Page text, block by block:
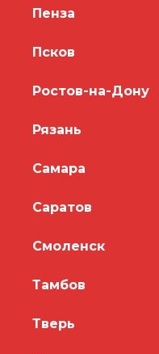
Пенза
Псков
Ростов-на-Дону
Рязань
Самара
Саратов
Смоленск
Тамбов
Тверь